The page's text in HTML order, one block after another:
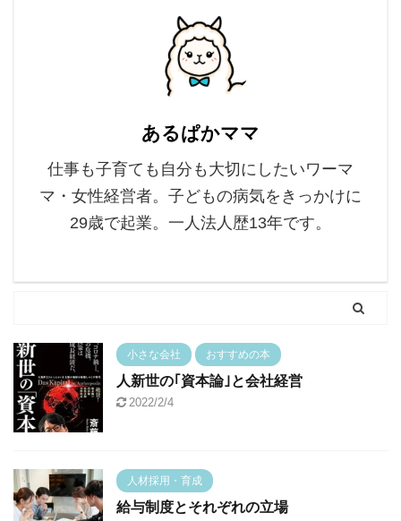
あるぱかママ
仕事も子育ても自分も大切にしたいワーマ
マ・女性経営者。子どもの病気をきっかけに
29歳で起業。一人法人歴13年です。
小さな会社 おすすめの本
人新世の｢資本論｣と会社経営
2022/2/4
人材採用・育成
給与制度とそれぞれの立場